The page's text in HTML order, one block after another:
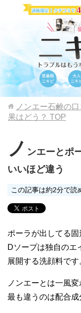
ノンエー石鹸の
果はどう？ TOP
ノ ンエーとポ
いいほど違う
この記事は約2分で読
ポーラが出してる固
Dソープは独自のエ
展開する洗顔料です
ノンエーとは一風
最も違うのは配合成